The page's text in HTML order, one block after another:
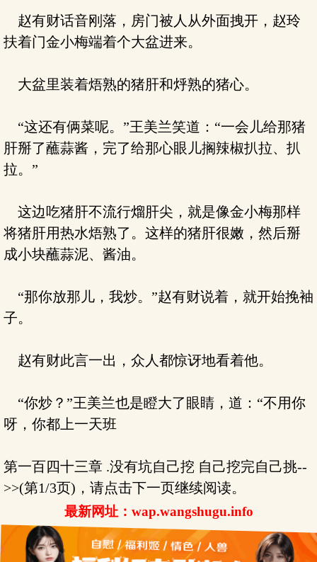
赵有财话音刚落，房门被人从外面拽开，赵玲
扶着门金小梅端着个大盆进来。
大盆里装着焐熟的猪肝和烀熟的猪心。
“这还有俩菜呢。”王美兰笑道：“一会儿给那猪
肝掰了蘸蒜酱，完了给那心眼儿搁辣椒扒拉、扒
拉。”
这边吃猪肝不流行熘肝尖，就是像金小梅那样
将猪肝用热水焐熟了。这样的猪肝很嫩，然后掰
成小块蘸蒜泥、酱油。
“那你放那儿，我炒。”赵有财说着，就开始挽袖
子。
赵有财此言一出，众人都惊讶地看着他。
“你炒？”王美兰也是瞪大了眼睛，道：“不用你
呀，你都上一天班
第一百四十三章 .没有坑自己挖 自己挖完自己挑--
>>(第1/3页)，请点击下一页继续阅读。
最新网址：wap.wangshugu.info